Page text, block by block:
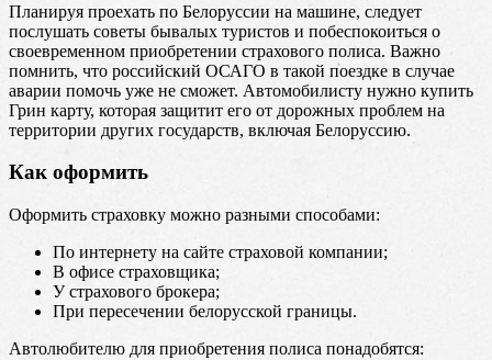
Планируя проехать по Белоруссии на машине, следует
послушать советы бывалых туристов и побеспокоиться о
своевременном приобретении страхового полиса. Важно
помнить, что российский ОСАГО в такой поездке в случае
аварии помочь уже не сможет. Автомобилисту нужно купить
Грин карту, которая защитит его от дорожных проблем на
территории других государств, включая Белоруссию.
Как оформить
Оформить страховку можно разными способами:
По интернету на сайте страховой компании;
В офисе страховщика;
У страхового брокера;
При пересечении белорусской границы.
Автолюбителю для приобретения полиса понадобятся: